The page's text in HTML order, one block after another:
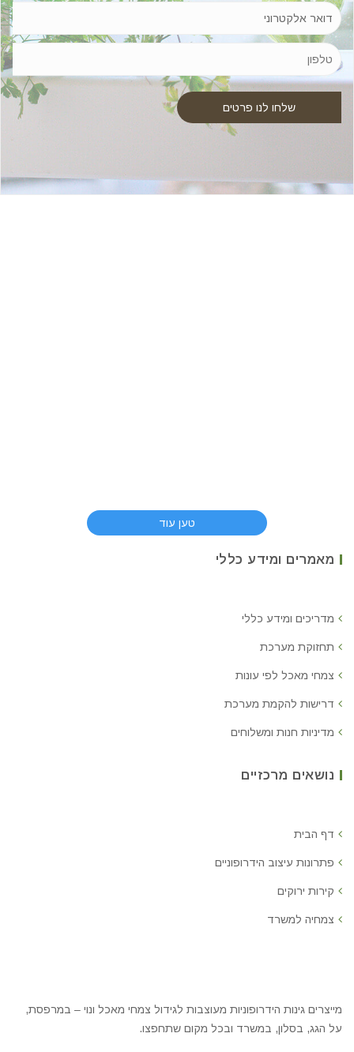
טען עוד
מאמרים ומידע כללי
מדריכים ומידע כללי
תחזוקת מערכת
צמחי מאכל לפי עונות
דרישות להקמת מערכת
מדיניות חנות ומשלוחים
נושאים מרכזיים
דף הבית
פתרונות עיצוב הידרופוניים
קירות ירוקים
צמחיה למשרד
מייצרים גינות הידרופוניות מעוצבות לגידול צמחי מאכל ונוי – במרפסת,
על הגג, בסלון, במשרד ובכל מקום שתחפצו.